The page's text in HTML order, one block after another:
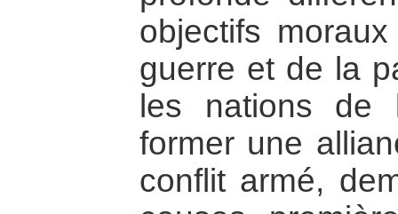
objectifs
guerre et de la
les nations
former une
conflit armé,